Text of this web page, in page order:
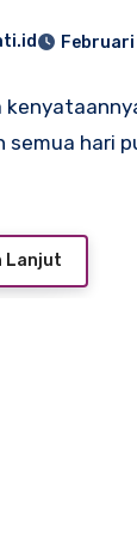
Februari
semua hari
Lanjut